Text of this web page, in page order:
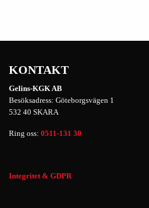
KONTAKT
Gelins-KGK AB
Besöksadress: Göteborgsvägen 1
532 40 SKARA
Ring oss: 0511-131 30
Integritet & GDPR